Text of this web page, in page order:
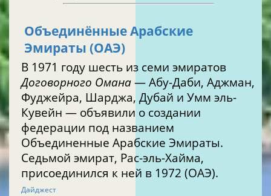
Объединённые Арабские
Эмираты (ОАЭ)
В 1971 году шесть из семи эмиратов
Договорного Омана — Абу-Даби, Аджман,
Фуджейра, Шарджа, Дубай и Умм эль-
Кувейн — объявили о создании
федерации под названием
Объединенные Арабские Эмираты.
Седьмой эмират, Рас-эль-Хайма,
присоединился к ней в 1972 (ОАЭ).
Дайджест